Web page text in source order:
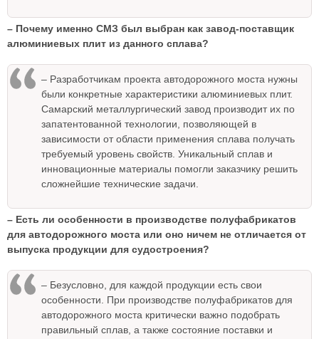
– Почему именно СМЗ был выбран как завод-поставщик
алюминиевых плит из данного сплава?
– Разработчикам проекта автодорожного моста нужны
были конкретные характеристики алюминиевых плит.
Самарский металлургический завод производит их по
запатентованной технологии, позволяющей в
зависимости от области применения сплава получать
требуемый уровень свойств. Уникальный сплав и
инновационные материалы помогли заказчику решить
сложнейшие технические задачи.
– Есть ли особенности в производстве полуфабрикатов
для автодорожного моста или оно ничем не отличается от
выпуска продукции для судостроения?
– Безусловно, для каждой продукции есть свои
особенности. При производстве полуфабрикатов для
автодорожного моста критически важно подобрать
правильный сплав, а также состояние поставки и